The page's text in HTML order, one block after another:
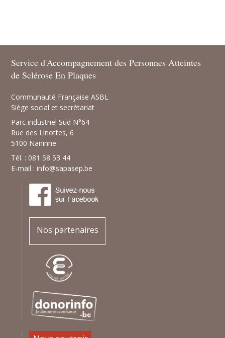
Service d'Accompagnement des Personnes Atteintes
de Sclérose En Plaques
Communauté Française ASBL
Siège social et secrétariat
Parc industriel Sud N°64
Rue des Linottes, 6
5100 Naninne
Tél. : 081 58 53 44
E-mail :info@sapasep.be
Nos partenaires